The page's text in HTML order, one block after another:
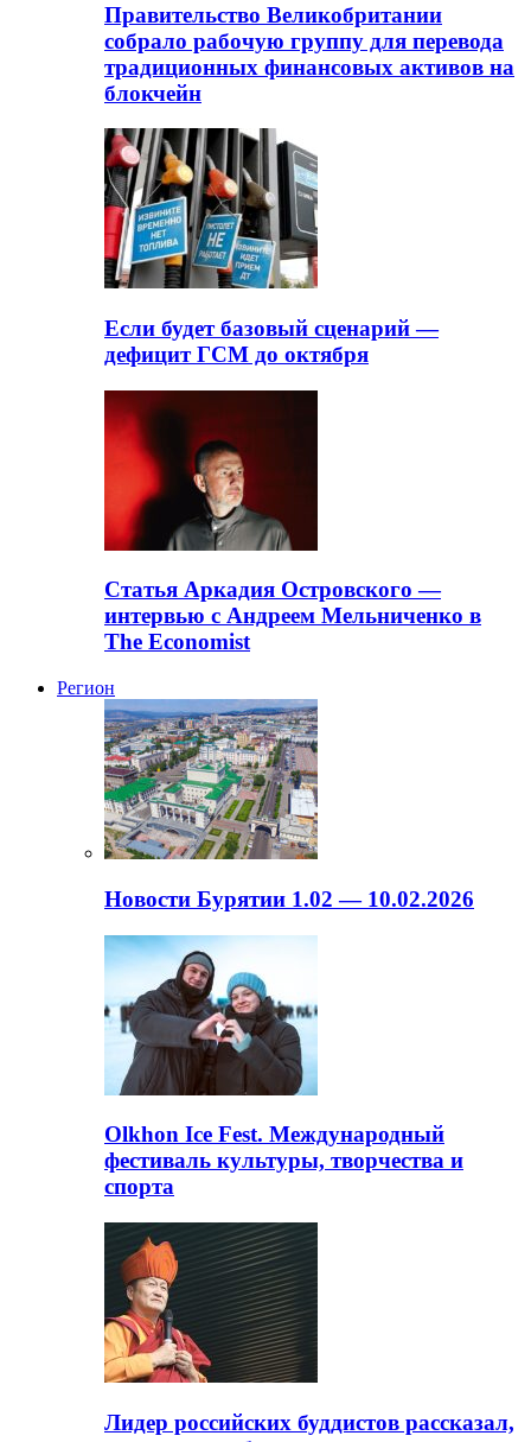
Правительство Великобритании
собрало рабочую группу для перевода
традиционных финансовых активов на
блокчейн
Если будет базовый сценарий —
дефицит ГСМ до октября
Статья Аркадия Островского —
интервью с Андреем Мельниченко в
The Economist
Регион
Новости Бурятии 1.02 — 10.02.2026
Olkhon Ice Fest. Международный
фестиваль культуры, творчества и
спорта
Лидер российских буддистов рассказал,